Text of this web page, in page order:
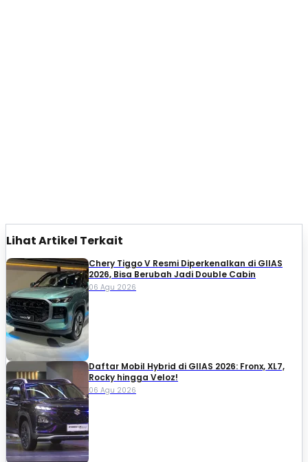
Lihat Artikel Terkait
Chery Tiggo V Resmi Diperkenalkan di GIIAS
2026, Bisa Berubah Jadi Double Cabin
06 Agu 2026
Daftar Mobil Hybrid di GIIAS 2026: Fronx, XL7,
Rocky hingga Veloz!
06 Agu 2026